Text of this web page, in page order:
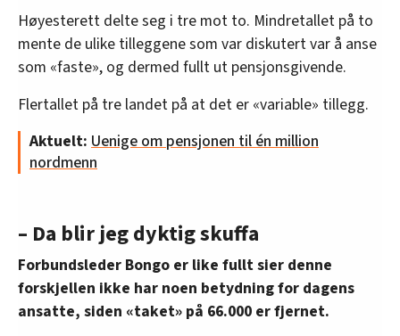
Høyesterett delte seg i tre mot to. Mindretallet på to
mente de ulike tilleggene som var diskutert var å anse
som «faste», og dermed fullt ut pensjonsgivende.
Flertallet på tre landet på at det er «variable» tillegg.
Aktuelt: Uenige om pensjonen til én million
nordmenn
– Da blir jeg dyktig skuffa
Forbundsleder Bongo er like fullt sier denne
forskjellen ikke har noen betydning for dagens
ansatte, siden «taket» på 66.000 er fjernet.